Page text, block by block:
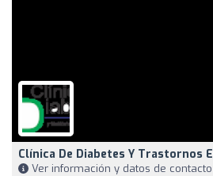
Clínica De Diabetes Y Trastornos
Ver información y datos de contacto